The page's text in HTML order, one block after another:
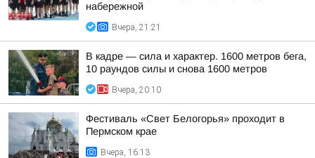
набережной
Вчера, 21:21
В кадре — сила и характер. 1600 метров бега,
10 раундов силы и снова 1600 метров
Вчера, 20:10
Фестиваль «Свет Белогорья» проходит в
Пермском крае
Вчера, 16:13